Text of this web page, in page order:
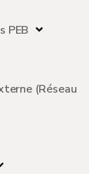
PEB
(Réseau